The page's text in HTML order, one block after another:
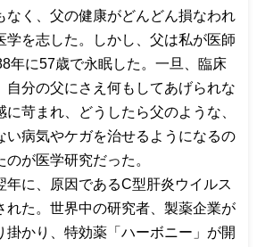
なく、父の健康がどんどん損なわれ
学を志した。しかし、父は私が医師
年に57歳で永眠した。一旦、臨床
自分の父にさえ何もしてあげられな
苛まれ、どうしたら父のような、
い病気やケガを治せるようになるの
が医学研究だった。
に、原因であるC型肝炎ウイルス
れた。世界中の研究者、製薬企業が
掛かり、特効薬「ハーボニー」が開